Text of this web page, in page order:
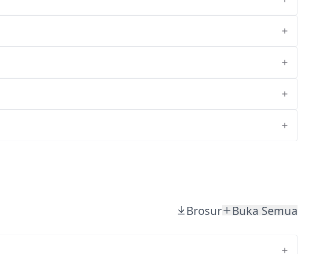
Brosur Buka Semua